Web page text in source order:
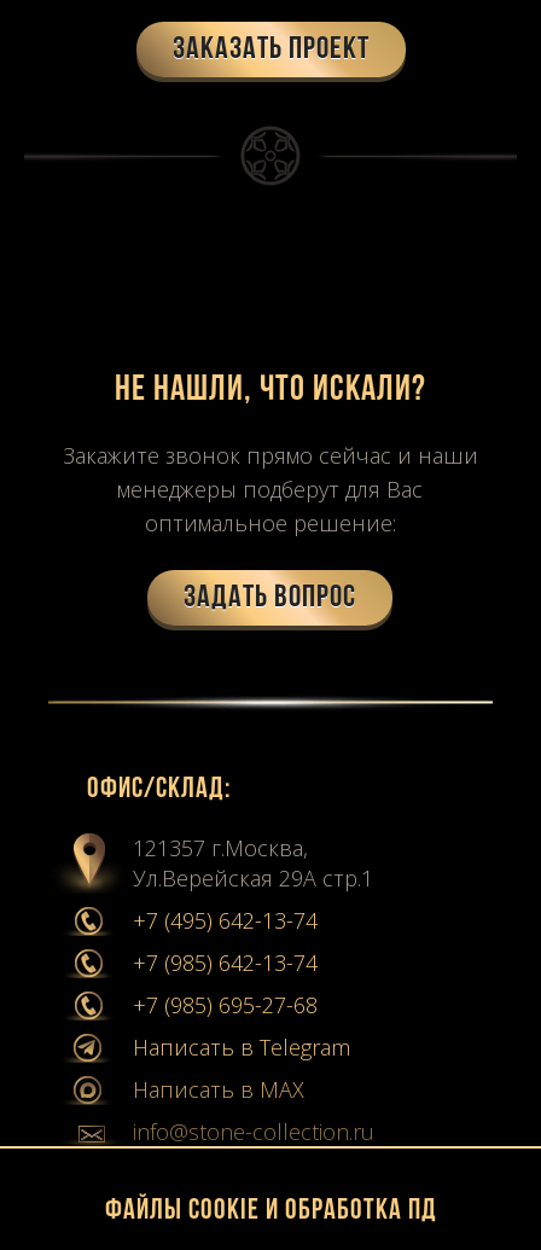
Заказать проект
Не нашли, что искали?
Закажите звонок прямо сейчас и наши
менеджеры подберут для Вас
оптимальное решение:
Задать вопрос
Офиc/склад:
121357 г.Москва,
Ул.Верейская 29А стр.1
+7 (495) 642-13-74
+7 (985) 642-13-74
+7 (985) 695-27-68
Написать в Telegram
Написать в MAX
info@stone-collection.ru
Мы в социальных сетях:
Файлы Cookie и обработка ПД